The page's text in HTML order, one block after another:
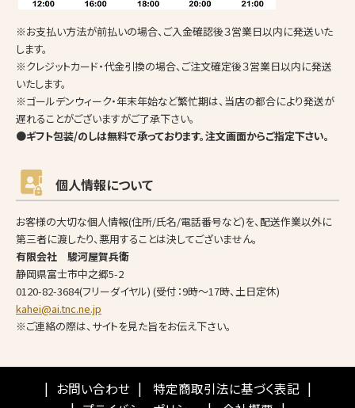
※お支払い方法が前払いの場合、ご入金確認後３営業日以内に発送いた
します。
※クレジットカード・代金引換の場合、ご注文確定後３営業日以内に発送
いたします。
※ゴールデンウィーク・年末年始など繁忙期は、当店の都合により発送が
遅れることがございますがご了承下さい。
●ギフト包装/のしは無料で承っております。注文画面からご指定下さい。
個人情報について
お客様の大切な個人情報(住所/氏名/電話番号など)を、配送作業以外に
第三者に渡したり、悪用することは決してございません。
有限会社 駿河屋賀兵衛
静岡県富士市中之郷5-2
0120-82-3684(フリーダイヤル) (受付：9時～17時、土日定休)
kahei@ai.tnc.ne.jp
※ご連絡の際は、サイトを見た旨をお伝え下さい。
お問い合わせ
特定商取引法に基づく表記